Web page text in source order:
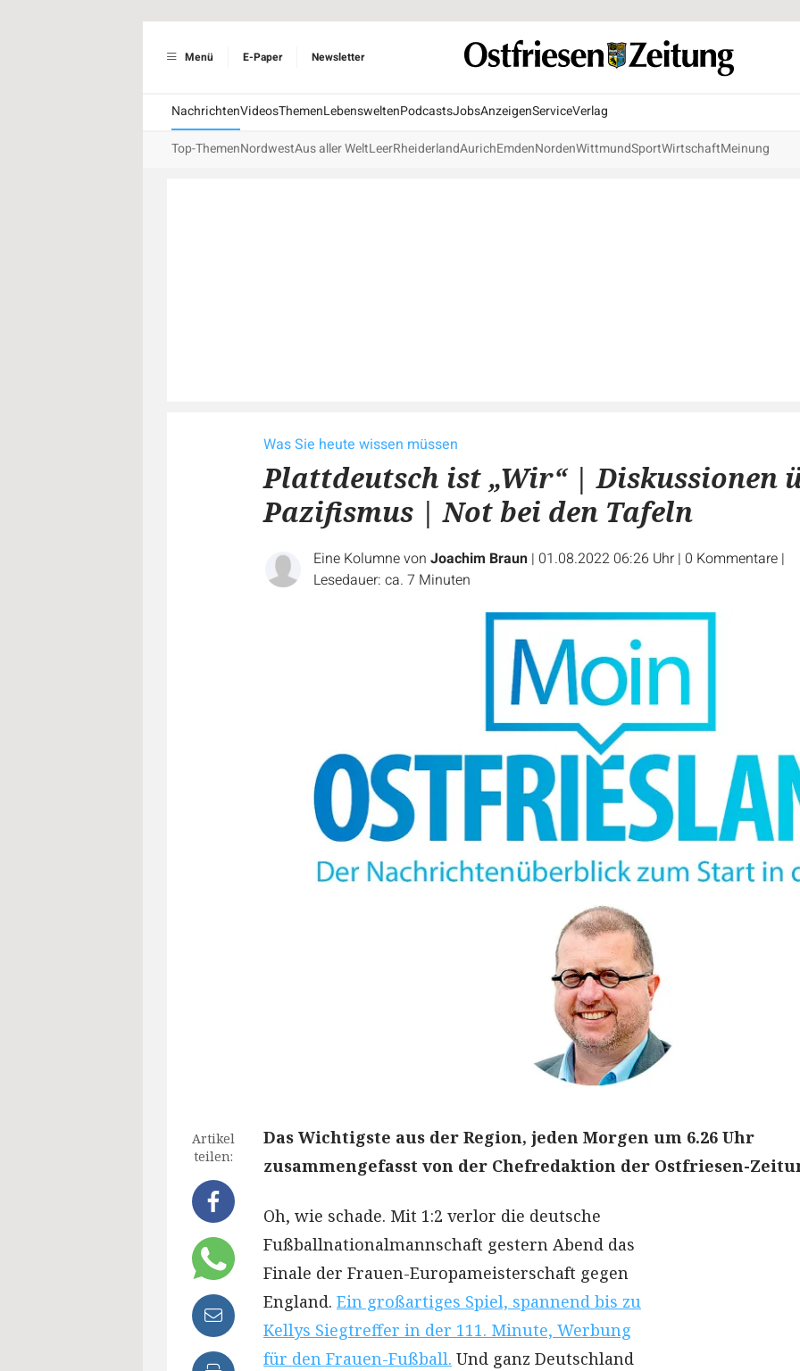
Menü E-Paper Newsletter
NachrichtenVideosThemenLebensweltenPodcastsJobsAnzeigenServiceVerlag
Top-ThemenNordwestAus aller WeltLeerRheiderlandAurichEmdenNordenWittmundSportWirtschaftMeinung
Was Sie heute wissen müssen
Plattdeutsch ist „Wir“ | Diskussionen
Pazifismus | Not bei den Tafeln
Eine Kolumne von Joachim Braun | 01.08.2022 06:26 Uhr | 0 Kommentare |
Lesedauer: ca. 7 Minuten
Artikel
teilen:
Das Wichtigste aus der Region, jeden Morgen um 6.26 Uhr
zusammengefasst von der Chefredaktion der Ostfriesen-
Oh, wie schade. Mit 1:2 verlor die deutsche
Fußballnationalmannschaft gestern Abend das
Finale der Frauen-Europameisterschaft gegen
England. Ein großartiges Spiel, spannend bis zu
Kellys Siegtreffer in der 111. Minute, Werbung
für den Frauen-Fußball. Und ganz Deutschland